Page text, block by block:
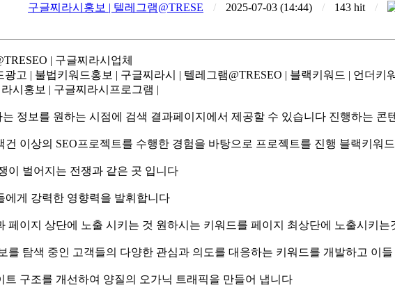
구글찌라시홍보 | 텔레그램@TRESE / 2025-07-03 (14:44) / 143 hit /
| 구글찌라시업체
고 | 불법키워드홍보 | 구글찌라시 | 텔레그램@TRESEO | 블랙키워드 | 언더키
시홍보 | 구글찌라시프로그램 |
정보를 원하는 시점에 검색 결과페이지에서 제공할 수 있습니다 진행하는 콘
건 이상의 SEO프로젝트를 수행한 경험을 바탕으로 프로젝트를 진행 블랙키워
이 벌어지는 전쟁과 같은 곳 입니다
에게 강력한 영향력을 발휘합니다
페이지 상단에 노출 시키는 것 원하시는 키워드를 페이지 최상단에 노출시키는
를 탐색 중인 고객들의 다양한 관심과 의도를 대응하는 키워드를 개발하고 이들
트 구조를 개선하여 양질의 오가닉 트래픽을 만들어 냅니다